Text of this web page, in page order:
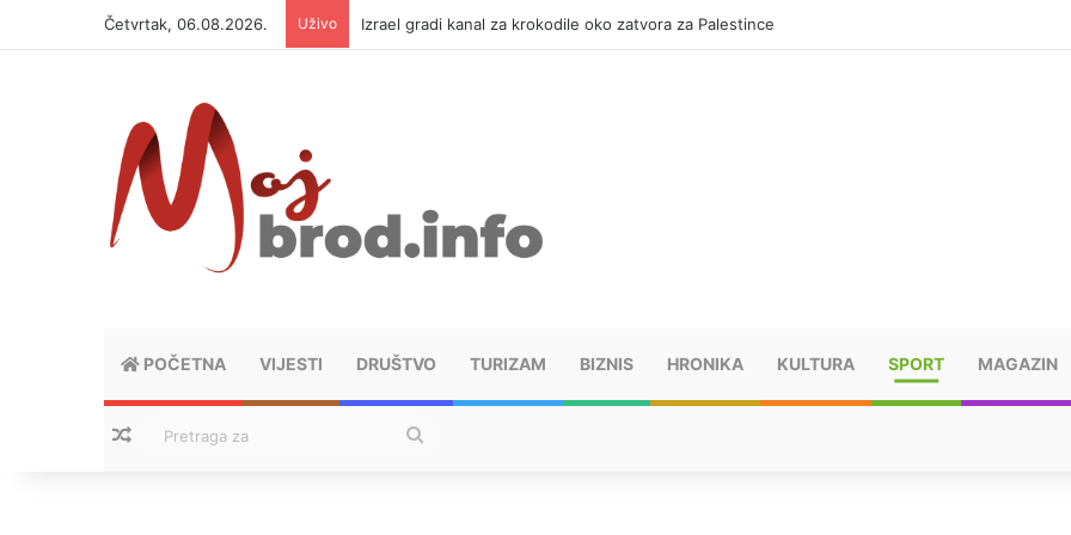
Četvrtak, 06.08.2026. Uživo Izrael gradi kanal za krokodile oko zatvora za Palestince
POČETNA VIJESTI DRUŠTVO TURIZAM BIZNIS HRONIKA KULTURA SPORT MAGAZIN
Nasumični tekstovi